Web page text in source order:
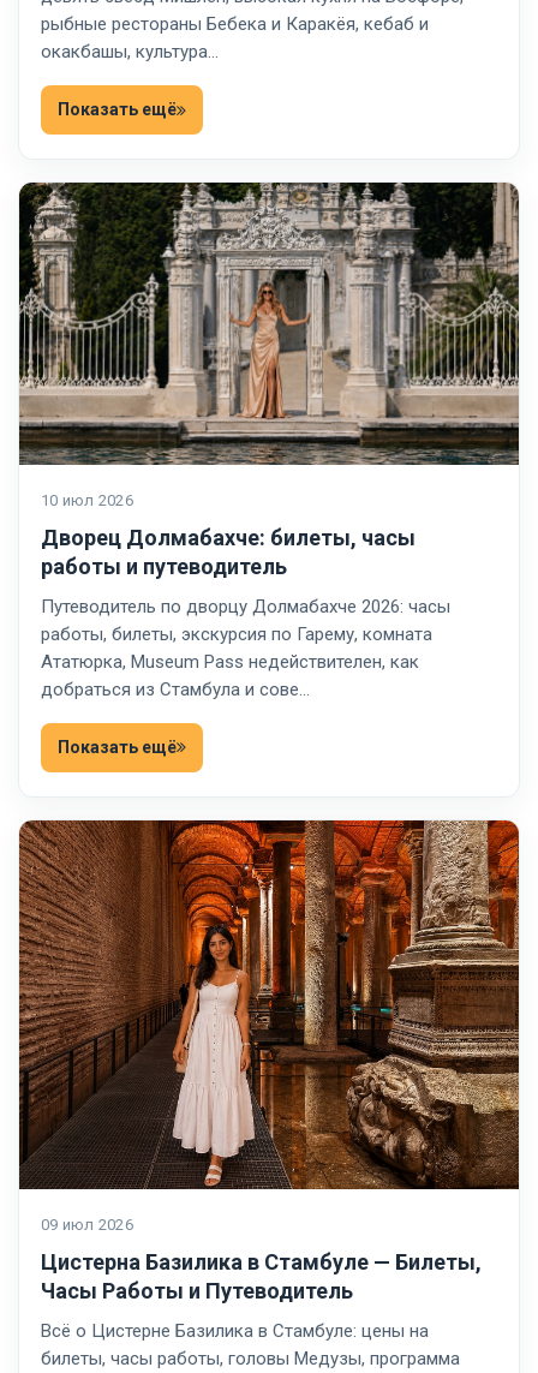
рыбные рестораны Бебека и Каракёя, кебаб и
окакбашы, культура…
Показать ещё
10 июл 2026
Дворец Долмабахче: билеты, часы
работы и путеводитель
Путеводитель по дворцу Долмабахче 2026: часы
работы, билеты, экскурсия по Гарему, комната
Ататюрка, Museum Pass недействителен, как
добраться из Стамбула и сове…
Показать ещё
09 июл 2026
Цистерна Базилика в Стамбуле — Билеты,
Часы Работы и Путеводитель
Всё о Цистерне Базилика в Стамбуле: цены на
билеты, часы работы, головы Медузы, программа